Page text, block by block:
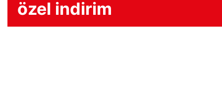
özel indirim